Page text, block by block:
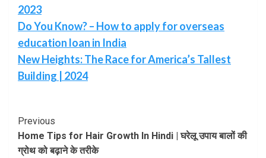
2023
Do You Know? – How to apply for overseas
education loan in India
New Heights: The Race for America’s Tallest
Building | 2024
Post
Navigation
Previous
Home Tips for Hair Growth In Hindi | घरेलू उपाय बालों की
ग्रोथ को बढ़ाने के तरीके